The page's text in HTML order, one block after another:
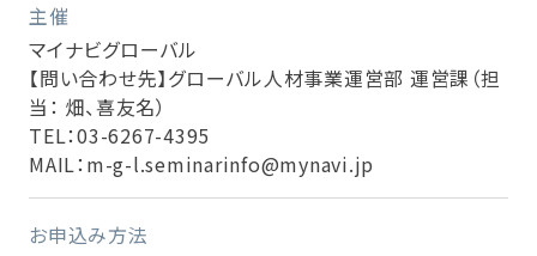
主催
マイナビグローバル
【問い合わせ先】グローバル人材事業運営部 運営課（担
当： 畑、喜友名）
TEL：03-6267-4395
MAIL：m-g-l.seminarinfo@mynavi.jp
お申込み方法